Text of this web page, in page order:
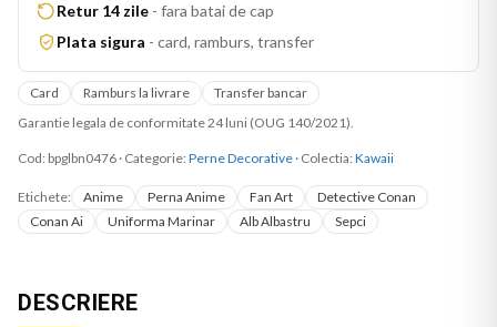
Retur 14 zile - fara batai de cap
Plata sigura - card, ramburs, transfer
Card Ramburs la livrare
Transfer bancar
Garantie legala de conformitate 24 luni (OUG 140/2021).
Cod: bpglbn0476 · Categorie: Perne Decorative · Colectia: Kawaii
Etichete: Anime Perna Anime Fan Art
Detective Conan
Conan Ai
Uniforma Marinar Alb Albastru Sepci
DESCRIERE